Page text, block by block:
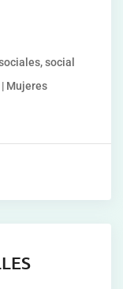
social
Mujeres